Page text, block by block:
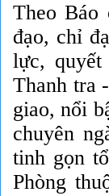
Theo Báo
đạo, chỉ
lực,
Thanh tra
giao, nổi
chuyên
tinh gọn
Phòng